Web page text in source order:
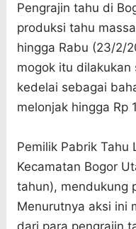
Pengrajin tahu di
produksi tahu
hingga Rabu (23/2/
mogok itu dilakukan
kedelai sebagai
melonjak hingga Rp
Pemilik Pabrik Tahu
Kecamatan Bogor
tahun), mendukung
Menurutnya aksi ini